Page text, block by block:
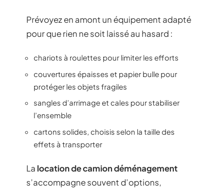
Prévoyez en amont un équipement adapté
pour que rien ne soit laissé au hasard :
chariots à roulettes pour limiter les efforts
couvertures épaisses et papier bulle pour
protéger les objets fragiles
sangles d’arrimage et cales pour stabiliser
l’ensemble
cartons solides, choisis selon la taille des
effets à transporter
La location de camion déménagement
s’accompagne souvent d’options,